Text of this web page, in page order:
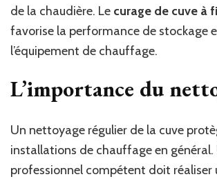
de la chaudière. Le curage de cuve à
favorise la performance de stockage
l’équipement de chauffage.
L’importance du
Un nettoyage régulier de la cuve
installations de chauffage en général.
professionnel compétent doit réaliser